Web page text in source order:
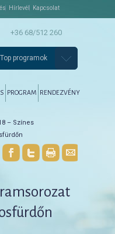
Hírlevél
Kapcsolat
+36 68/512 260
Top programok
tartalomra
tartalomra
PROGRAM RENDEZVÉNY
– Színes